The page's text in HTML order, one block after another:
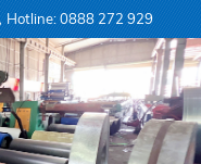
Hotline: 0888 272 929